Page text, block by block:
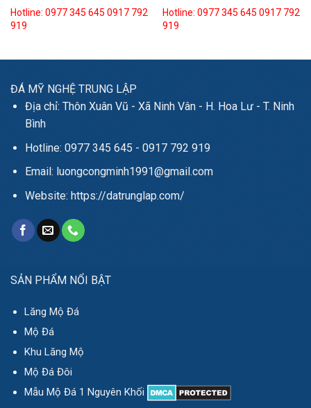
Hotline: 0977 345 645 0917 792
919
Hotline: 0977 345 645 0917 792
919
ĐÁ MỸ NGHỆ TRUNG LẬP
Địa chỉ: Thôn Xuân Vũ - Xã Ninh Vân - H. Hoa Lư - T. Ninh
Bình
Hotline: 0977 345 645 - 0917 792 919
Email: luongcongminh1991@gmail.com
Website: https://datrunglap.com/
SẢN PHẨM NỔI BẬT
Lăng Mộ Đá
Mộ Đá
Khu Lăng Mộ
Mộ Đá Đôi
Mẫu Mộ Đá 1 Nguyên Khối